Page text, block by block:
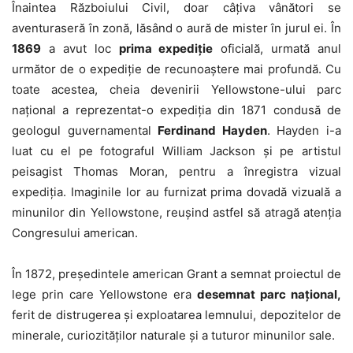
Înaintea Războiului Civil, doar câţiva vânători se
aventuraseră în zonă, lăsând o aură de mister în jurul ei. În
1869 a avut loc prima expediţie oficială, urmată anul
următor de o expediţie de recunoaştere mai profundă. Cu
toate acestea, cheia devenirii Yellowstone-ului parc
naţional a reprezentat-o expediţia din 1871 condusă de
geologul guvernamental Ferdinand Hayden. Hayden i-a
luat cu el pe fotograful William Jackson şi pe artistul
peisagist Thomas Moran, pentru a înregistra vizual
expediţia. Imaginile lor au furnizat prima dovadă vizuală a
minunilor din Yellowstone, reuşind astfel să atragă atenţia
Congresului american.
În 1872, preşedintele american Grant a semnat proiectul de
lege prin care Yellowstone era desemnat parc naţional,
ferit de distrugerea şi exploatarea lemnului, depozitelor de
minerale, curiozităţilor naturale şi a tuturor minunilor sale.